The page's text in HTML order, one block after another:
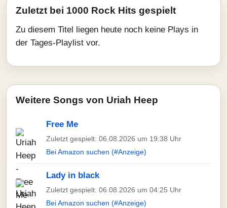
Zuletzt bei 1000 Rock Hits gespielt
Zu diesem Titel liegen heute noch keine Plays in
der Tages-Playlist vor.
Weitere Songs von Uriah Heep
Free Me
Zuletzt gespielt: 06.08.2026 um 19:38 Uhr
Bei Amazon suchen (#Anzeige)
Lady in black
Zuletzt gespielt: 06.08.2026 um 04:25 Uhr
Bei Amazon suchen (#Anzeige)